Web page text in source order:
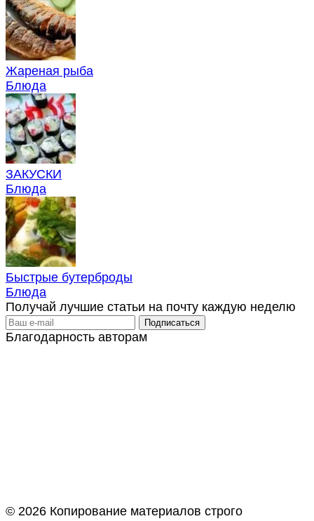
Жареная рыба
Блюда
ЗАКУСКИ
Блюда
Быстрые бутерброды
Блюда
Получай лучшие статьи на почту каждую неделю
Благодарность авторам
© 2026 Копирование материалов строго